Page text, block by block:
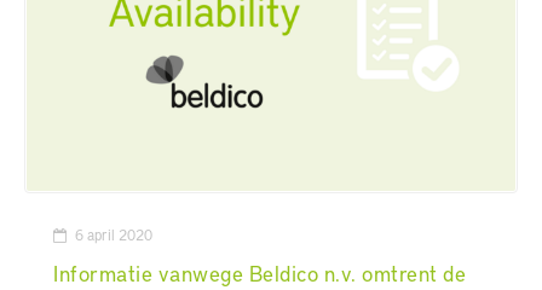
6 april 2020
Informatie vanwege Beldico n.v. omtrent de